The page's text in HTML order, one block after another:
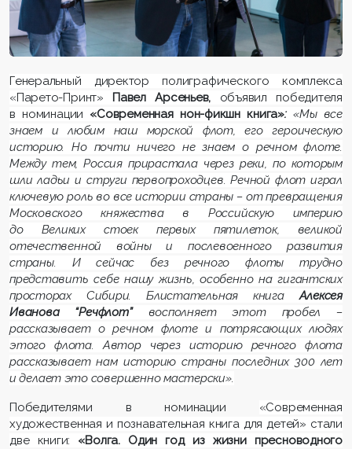
Генеральный директор полиграфического комплекса
«Парето-Принт» Павел Арсеньев, объявил победителя
в номинации «Современная нон-фикшн книга»:«Мы все
знаем и любим наш морской флот, его героическую
историю. Но почти ничего не знаем о речном флоте.
Между тем, Россия прирастала через реки, по которым
шли ладьи и струги первопроходцев. Речной флот играл
ключевую роль во все истории страны – от превращения
Московского княжества в Российскую империю
до Великих стоек первых пятилеток, великой
отечественной войны и послевоенного развития
страны. И сейчас без речного флоты трудно
представить себе нашу жизнь, особенно на гигантских
просторах Сибири. Блистательная книгаАлексея
Иванова “Речфлот” восполняет этот пробел –
рассказывает о речном флоте и потрясающих людях
этого флота. Автор через историю речного флота
рассказывает нам историю страны последних 300 лет
и делает это совершенно мастерски».
Победителями в номинации «Современная
художественная и познавательная книга для детей» стали
две книги: «Волга. Один год из жизни пресноводного